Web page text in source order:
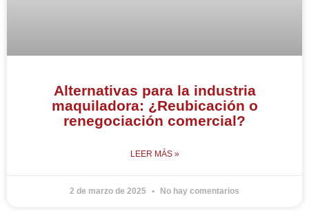
Alternativas para la industria
maquiladora: ¿Reubicación o
renegociación comercial?
LEER MÁS »
2 de marzo de 2025 No hay comentarios